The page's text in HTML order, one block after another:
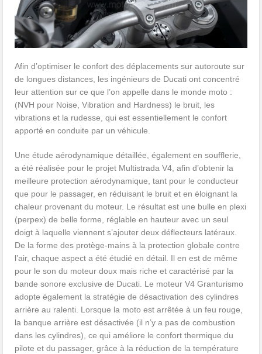
Afin d’optimiser le confort des déplacements sur autoroute sur
de longues distances, les ingénieurs de Ducati ont concentré
leur attention sur ce que l’on appelle dans le monde moto :
(NVH pour Noise, Vibration and Hardness) le bruit, les
vibrations et la rudesse, qui est essentiellement le confort
apporté en conduite par un véhicule.
Une étude aérodynamique détaillée, également en soufflerie,
a été réalisée pour le projet Multistrada V4, afin d’obtenir la
meilleure protection aérodynamique, tant pour le conducteur
que pour le passager, en réduisant le bruit et en éloignant la
chaleur provenant du moteur. Le résultat est une bulle en plexi
(perpex) de belle forme, réglable en hauteur avec un seul
doigt à laquelle viennent s’ajouter deux déflecteurs latéraux.
De la forme des protège-mains à la protection globale contre
l’air, chaque aspect a été étudié en détail. Il en est de même
pour le son du moteur doux mais riche et caractérisé par la
bande sonore exclusive de Ducati. Le moteur V4 Granturismo
adopte également la stratégie de désactivation des cylindres
arrière au ralenti. Lorsque la moto est arrêtée à un feu rouge,
la banque arrière est désactivée (il n’y a pas de combustion
dans les cylindres), ce qui améliore le confort thermique du
pilote et du passager, grâce à la réduction de la température